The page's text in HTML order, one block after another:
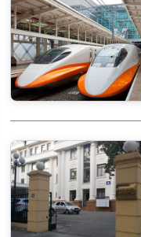
Thành viên
Doanh nhân, doanh nghiệp
Sự kiện